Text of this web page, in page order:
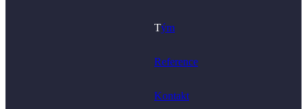
Tým
Reference
Kontakt